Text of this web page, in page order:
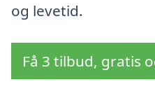
og levetid.
Få 3 tilbud, gratis